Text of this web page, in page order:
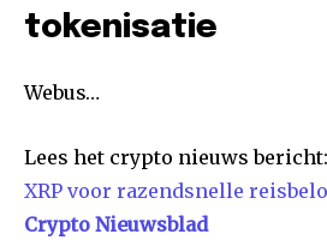
tokenisatie
Webus…
Lees het crypto nieuws
XRP voor razendsnelle
Crypto Nieuwsblad